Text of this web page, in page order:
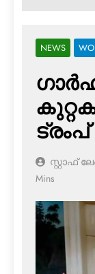
NEWS
സ്റ്റാഫ്
Mins